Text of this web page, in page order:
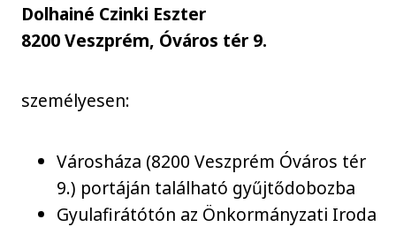
Dolhainé Czinki Eszter
8200 Veszprém, Óváros tér 9.
személyesen:
Városháza (8200 Veszprém Óváros tér
9.) portáján található gyűjtődobozba
Gyulafirátótón az Önkormányzati Iroda